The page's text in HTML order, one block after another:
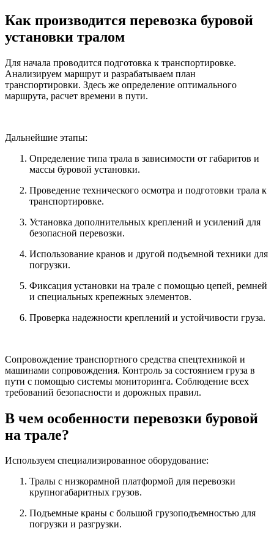
Как производится перевозка буровой
установки тралом
Для начала проводится подготовка к транспортировке.
Анализируем маршрут и разрабатываем план
транспортировки. Здесь же определение оптимального
маршрута, расчет времени в пути.
Дальнейшие этапы:
Определение типа трала в зависимости от габаритов и
массы буровой установки.
Проведение технического осмотра и подготовки трала к
транспортировке.
Установка дополнительных креплений и усилений для
безопасной перевозки.
Использование кранов и другой подъемной техники для
погрузки.
Фиксация установки на трале с помощью цепей, ремней
и специальных крепежных элементов.
Проверка надежности креплений и устойчивости груза.
Сопровождение транспортного средства спецтехникой и
машинами сопровождения. Контроль за состоянием груза в
пути с помощью системы мониторинга. Соблюдение всех
требований безопасности и дорожных правил.
В чем особенности перевозки буровой
на трале?
Используем специализированное оборудование:
Тралы с низкорамной платформой для перевозки
крупногабаритных грузов.
Подъемные краны с большой грузоподъемностью для
погрузки и разгрузки.